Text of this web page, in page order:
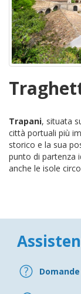
Trapani, situata
città portuali più
storico e la sua
punto di partenza
anche le isole